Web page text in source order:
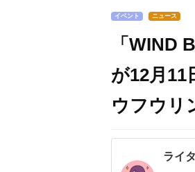
イベント ニュース
「WIND
が12月11
ウフウリ
ライ